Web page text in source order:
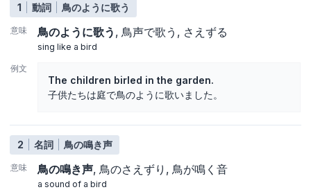
1 動詞 鳥のように歌う
意味 鳥のように歌う 鳥声で歌う さえずる
sing like a bird
例文
The children birled in the garden.
子供たちは庭で鳥のように歌いました。
2 名詞 鳥の鳴き声
意味 鳥の鳴き声 鳥のさえずり 鳥が鳴く音
a sound of a bird